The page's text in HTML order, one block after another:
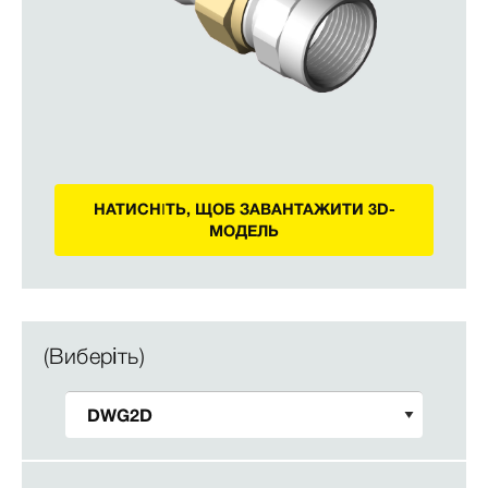
НАТИСНІТЬ, ЩОБ ЗАВАНТАЖИТИ 3D-
МОДЕЛЬ
(Виберіть)